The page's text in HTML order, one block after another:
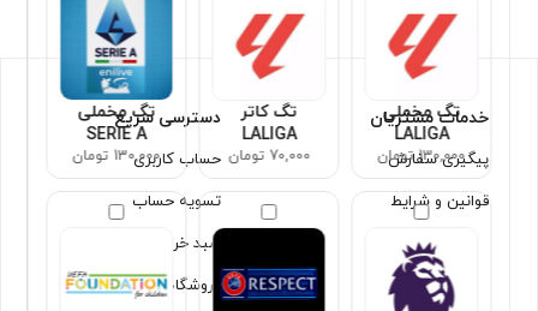
تگ مخملی
LALIGA
130,000 تومان
تگ کاتر
LALIGA
70,000 تومان
تگ مخملی
SERIE A
130,000 تومان
خدمات مشتریان
پیگیری سفارش
قوانین و شرایط
دسترسی سریع
حساب کاربری
تسویه حساب
سبد خرید
فروشگاه